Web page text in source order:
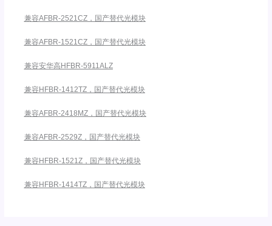
兼容AFBR-2521CZ，国产替代光模块
兼容AFBR-1521CZ，国产替代光模块
兼容安华高HFBR-5911ALZ
兼容HFBR-1412TZ，国产替代光模块
兼容AFBR-2418MZ，国产替代光模块
兼容AFBR-2529Z，国产替代光模块
兼容HFBR-1521Z，国产替代光模块
兼容HFBR-1414TZ，国产替代光模块